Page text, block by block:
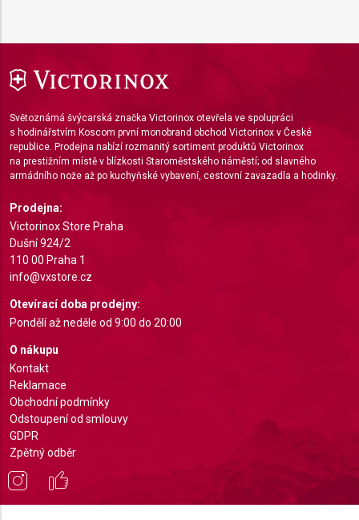
Světoznámá švýcarská značka Victorinox otevřela ve spolupráci
s hodinářstvím Koscom první monobrand obchod Victorinox v České
republice. Prodejna nabízí rozmanitý sortiment produktů Victorinox
na prestižním místě v blízkosti Staroměstského náměstí; od slavného
armádního nože až po kuchyňské vybavení, cestovní zavazadla a hodinky.
Prodejna:
Victorinox Store Praha
Dušní 924/2
110 00 Praha 1
info@vxstore.cz
Otevírací doba prodejny:
Pondělí až neděle od 9:00 do 20:00
O nákupu
Kontakt
Reklamace
Obchodní podmínky
Odstoupení od smlouvy
GDPR
Zpětný odběr